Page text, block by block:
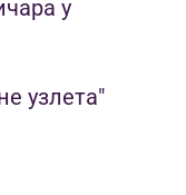
у
узлета"